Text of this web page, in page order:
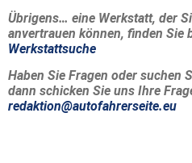
Übrigens… eine Werkstatt, der
anvertrauen können, finden Sie
Werkstattsuche
Haben Sie Fragen oder suchen
dann schicken Sie uns Ihre
redaktion@autofahrerseite.eu